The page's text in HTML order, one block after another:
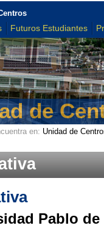
Futuros Estudiantes
de
en: Unidad de
Pablo de